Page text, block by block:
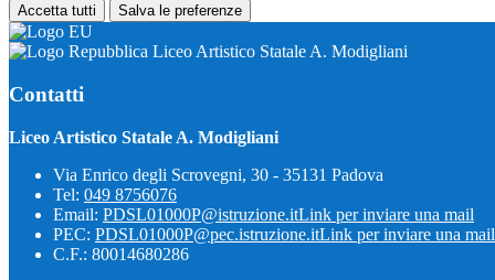
Accetta tutti Salva le preferenze
Liceo Artistico Statale A. Modigliani
Contatti
Liceo Artistico Statale A. Modigliani
Via Enrico degli Scrovegni, 30 - 35131 Padova
Tel: 049 8756076
Email: PDSL01000P@istruzione.itLink per inviare una mail
PEC: PDSL01000P@pec.istruzione.itLink per inviare una mail
C.F.: 80014680286